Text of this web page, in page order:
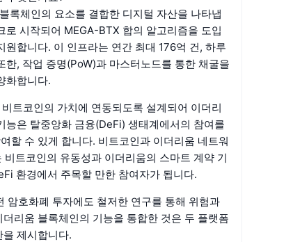
체인의 요소를 결합한 디지털 자산을 나타냅
시작되어 MEGA-BTX 합의 알고리즘을 도입
합니다. 이 인프라는 연간 최대 176억 건, 하루
, 작업 증명(PoW)과 마스터노드를 통한 채굴을
화합니다.
트코인의 가치에 연동되도록 설계되어 이더리
은 탈중앙화 금융(DeFi) 생태계에서의 참여를
할 수 있게 합니다. 비트코인과 이더리움 네트워
트코인의 유동성과 이더리움의 스마트 계약 기
환경에서 주목할 만한 참여자가 됩니다.
호화폐 투자에도 철저한 연구를 통해 위험과
리움 블록체인의 기능을 통합한 것은 두 플랫폼
제시합니다.